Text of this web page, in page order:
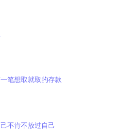
笔想取就取的存款
不肯不放过自己